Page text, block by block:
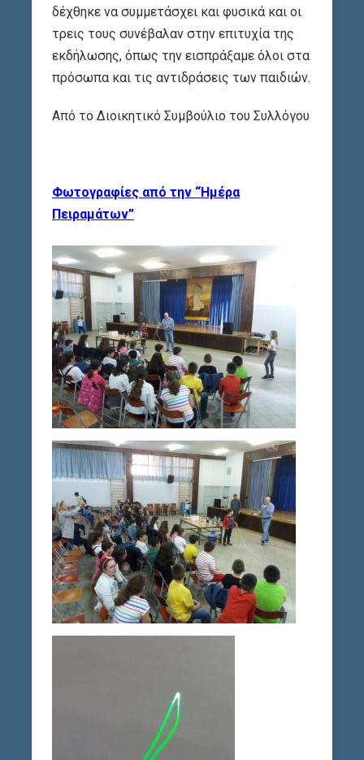
δέχθηκε να συμμετάσχει και φυσικά και οι
τρεις τους συνέβαλαν στην επιτυχία της
εκδήλωσης, όπως την εισπράξαμε όλοι στα
πρόσωπα και τις αντιδράσεις των παιδιών.
Από το Διοικητικό Συμβούλιο του Συλλόγου
Φωτογραφίες από την “Ημέρα
Πειραμάτων”